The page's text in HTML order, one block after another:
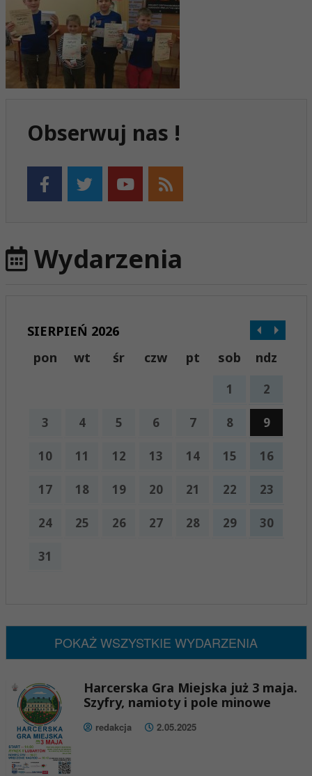
Obserwuj nas !
Wydarzenia
SIERPIEŃ 2026
pon
wt śr czw pt sob ndz
1 2
3 4 5 6 7 8 9
10 11 12 13 14 15 16
17 18 19 20 21 22 23
24 25 26 27 28 29 30
31
POKAŻ WSZYSTKIE WYDARZENIA
Harcerska Gra Miejska już 3 maja.
Szyfry, namioty i pole minowe
redakcja 2.05.2025